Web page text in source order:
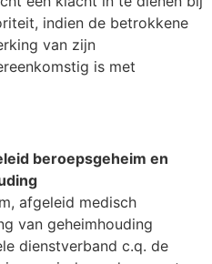
indien de betrokkene
van zijn
is met
beroepsgeheim en
afgeleid medisch
van geheimhouding
dienstverband c.q. de